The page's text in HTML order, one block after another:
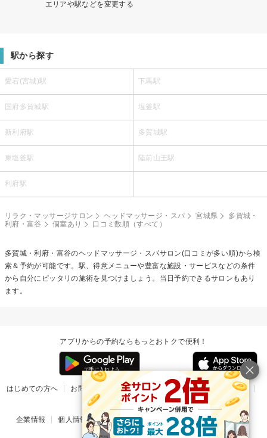
エリアや駅などを変更する
駅から探す
愛宕(宮城)駅 下馬駅
国府多賀城駅 塩釜駅
新利府駅 多賀城駅
東塩釜駅 陸前山王駅
利府駅
リラク・マッサージサロン ヘッドマッサージ・スパ 宮城県
多賀城・
利府・富谷
個室あり 口コミ数順（すべて）
多賀城・利府・富谷のヘッドマッサージ・スパサロン(口コミが多い順)から検
索＆予約が可能です。駅、得意メニューや豊富な施設・サービスなどの条件
から自分にピッタリの施術を見つけましょう。当日予約できるサロンもあり
ます。
アプリからの予約ならもっとおトクで便利！
はじめての方へ お問い合わせ ヘルプ リリース情報
利用規約
掲載ご希望のサロン様
企業情報 個人情報保護方針 楽天のサービス一覧 アプリ一覧
© Rakuten Group, Inc.